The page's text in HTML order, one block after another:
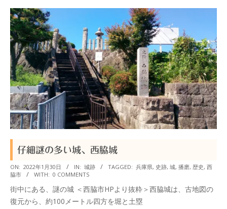
仔細謎の多い城、西脇城
2022-
01-
30
ON: 2022年1月30日 IN: 城跡 TAGGED: 兵庫県, 史跡, 城, 播磨, 歴史, 西
脇市
WITH: 0 COMMENTS
街中にある、謎の城 ＜西脇市HPより抜粋＞西脇城は、古地図の
復元から、約100メートル四方を堀と土塁